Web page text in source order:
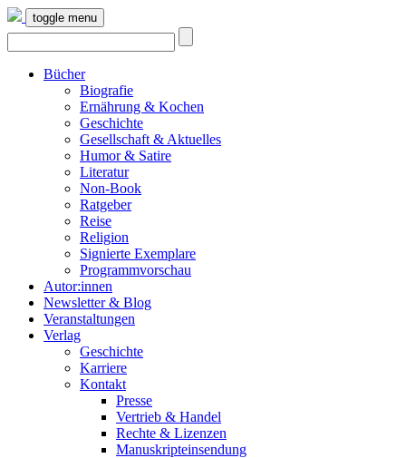
toggle menu
Bücher
Biografie
Ernährung & Kochen
Geschichte
Gesellschaft & Aktuelles
Humor & Satire
Literatur
Non-Book
Ratgeber
Reise
Religion
Signierte Exemplare
Programmvorschau
Autor:innen
Newsletter & Blog
Veranstaltungen
Verlag
Geschichte
Karriere
Kontakt
Presse
Vertrieb & Handel
Rechte & Lizenzen
Manuskripteinsendung